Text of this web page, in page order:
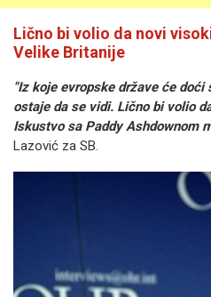
Lično bi volio da novi
Velike Britanije
"Iz koje evropske države će
ostaje da se vidi. Lično bi volio
Iskustvo sa Paddy Ashdownom
Lazović za SB.